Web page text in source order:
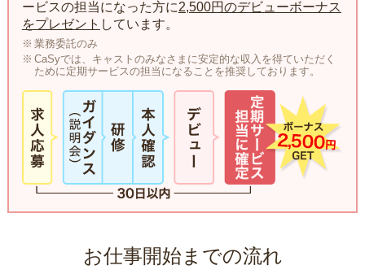
ービスの担当になった方に2,500円のデビューボーナス
をプレゼント しています。
業務委託のみ
CaSyでは、キャストのみなさまに安定的な収入を得ていただく
ために定期サービスの担当になることを推奨しております。
お仕事開始までの流れ